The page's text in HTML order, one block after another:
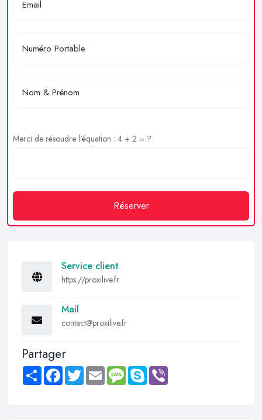
Merci de résoudre l'équation : 4 + 2 = ?
Réserver
Service client
https://proxilive.fr
Mail
contact@proxilive.fr
Partager
Share FacebookTwitter Email MessageSkype